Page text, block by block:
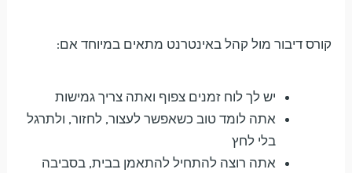
קורס דיבור מול קהל באינטרנט מתאים במיוחד אם:
יש לך לוח זמנים צפוף ואתה צריך גמישות
אתה לומד טוב כשאפשר לעצור, לחזור, ולתרגל
בלי לחץ
אתה רוצה להתחיל להתאמן בבית, בסביבה